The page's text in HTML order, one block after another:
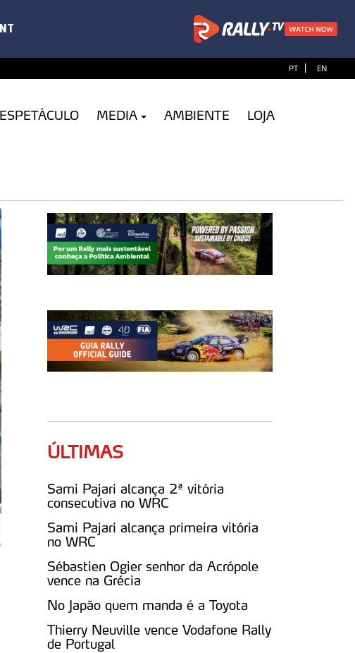
PT | EN
MEDIA AMBIENTE LOJA
ÚLTIMAS
Sami Pajari alcança 2ª vitória
consecutiva no WRC
Sami Pajari alcança primeira vitória
no WRC
Sébastien Ogier senhor da Acrópole
vence na Grécia
No Japão quem manda é a Toyota
Thierry Neuville vence Vodafone Rally
de Portugal